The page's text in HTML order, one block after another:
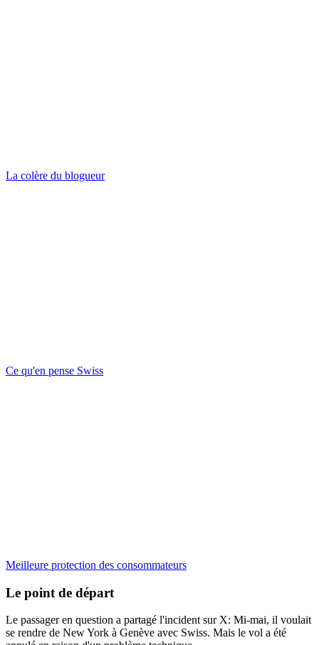
La colère du blogueur
Ce qu'en pense Swiss
Meilleure protection des consommateurs
Le point de départ
Le passager en question a partagé l'incident sur X: Mi-mai, il voulait
se rendre de New York à Genève avec Swiss. Mais le vol a été